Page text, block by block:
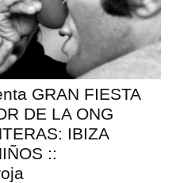
GRAN FIESTA
DE LA ONG
IBIZA
::